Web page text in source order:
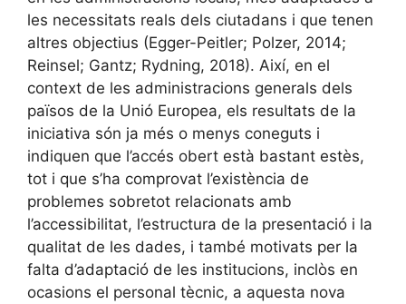
les necessitats reals dels ciutadans i que tenen
altres objectius (Egger-Peitler; Polzer, 2014;
Reinsel; Gantz; Rydning, 2018). Així, en el
context de les administracions generals dels
països de la Unió Europea, els resultats de la
iniciativa són ja més o menys coneguts i
indiquen que l’accés obert està bastant estès,
tot i que s’ha comprovat l’existència de
problemes sobretot relacionats amb
l’accessibilitat, l’estructura de la presentació i la
qualitat de les dades, i també motivats per la
falta d’adaptació de les institucions, inclòs en
ocasions el personal tècnic, a aquesta nova